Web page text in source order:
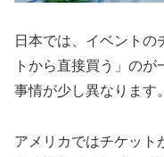
日本では、イベントの
トから直接買う」の
事情が少し異なります。
アメリカではチケット